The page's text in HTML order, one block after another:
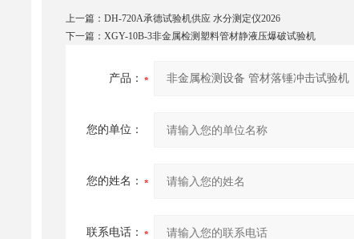
上一篇： DH-720A承德试验机供应 水分测定仪2026
下一篇： XGY-10B-3非金属检测塑料管材静液压爆破试验机
产品：
您的单位：
您的姓名：
联系电话：